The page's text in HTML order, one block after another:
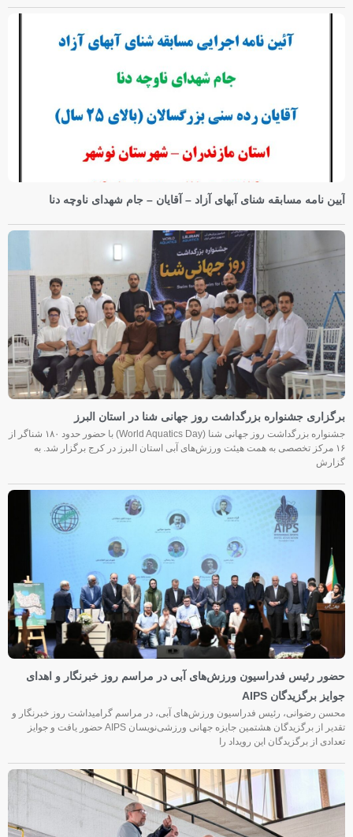
آیین نامه مسابقه شنای آبهای آزاد – آقایان – جام شهدای ناوچه دنا
برگزاری جشنواره بزرگداشت روز جهانی شنا در استان البرز
جشنواره بزرگداشت روز جهانی شنا (World Aquatics Day) با حضور حدود ۱۸۰ شناگر از
۱۶ مرکز تخصصی به همت هیئت ورزش‌های آبی استان البرز در کرج برگزار شد. به
گزارش
حضور رئیس فدراسیون ورزش‌های آبی در مراسم روز خبرنگار و اهدای
جوایز برگزیدگان AIPS
محسن رضوانی، رئیس فدراسیون ورزش‌های آبی، در مراسم گرامیداشت روز خبرنگار و
تقدیر از برگزیدگان هشتمین جایزه جهانی ورزشی‌نویسان AIPS حضور یافت و جوایز
تعدادی از برگزیدگان این رویداد را